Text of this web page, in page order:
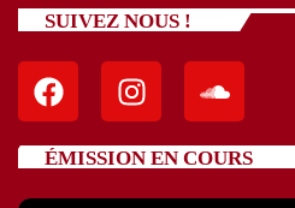
SUIVEZ NOUS !
ÉMISSION EN COURS